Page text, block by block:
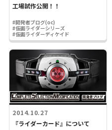
工場試作公開！！
#開発者ブログ(oc)
#仮面ライダーシリーズ
#仮面ライダーディケイド
2014.10.27
『ライダーカード』について